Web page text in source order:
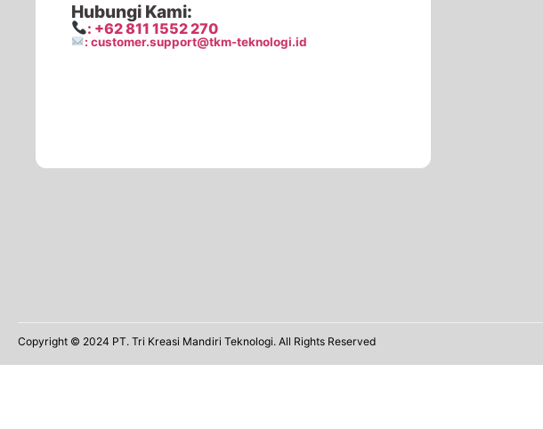
Hubungi Kami:
: +62 811 1552 270
: customer.support@tkm-teknologi.id
Copyright © 2024 PT. Tri Kreasi Mandiri Teknologi. All Rights Reserved